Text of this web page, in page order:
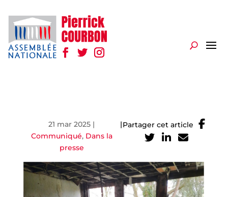
21 mar 2025 |
Communiqué, Dans la
presse
|Partager cet article